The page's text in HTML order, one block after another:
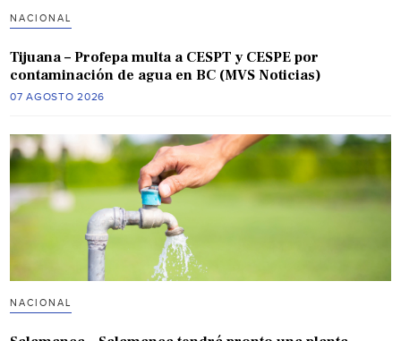
NACIONAL
Tijuana – Profepa multa a CESPT y CESPE por
contaminación de agua en BC (MVS Noticias)
07 AGOSTO 2026
NACIONAL